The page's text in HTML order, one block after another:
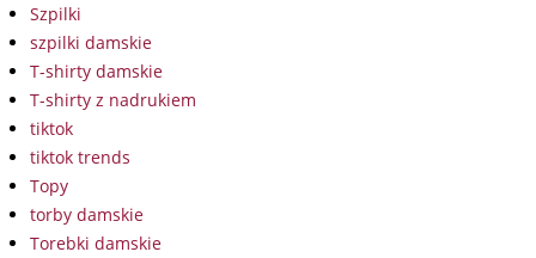
Szpilki
szpilki damskie
T-shirty damskie
T-shirty z nadrukiem
tiktok
tiktok trends
Topy
torby damskie
Torebki damskie